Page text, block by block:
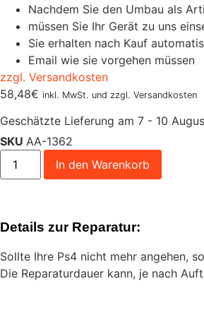
Nachdem Sie den Umbau als
müssen Sie Ihr Gerät zu uns
Sie erhalten nach Kauf
Email wie sie vorgehen müssen
zzgl. Versandkosten
58,48€ inkl. MwSt. und zzgl. Versandkosten
Geschätzte Lieferung am 7 - 10
SKU AA-1362
In den Warenkorb
Details zur Reparatur:
Sollte Ihre Ps4 nicht mehr angehen,
Die Reparaturdauer kann, je nach